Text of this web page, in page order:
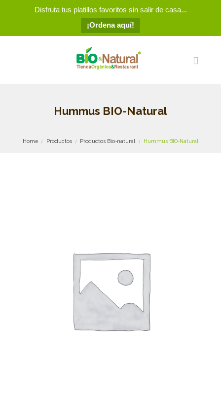
Disfruta tus platillos favoritos sin salir de casa...
¡Ordena aquí!
Hummus BIO-Natural
Home Productos Productos Bio-natural Hummus BIO-Natural